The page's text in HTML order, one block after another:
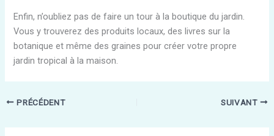
Enfin, n’oubliez pas de faire un tour à la boutique du jardin.
Vous y trouverez des produits locaux, des livres sur la
botanique et même des graines pour créer votre propre
jardin tropical à la maison.
PRÉCÉDENT SUIVANT